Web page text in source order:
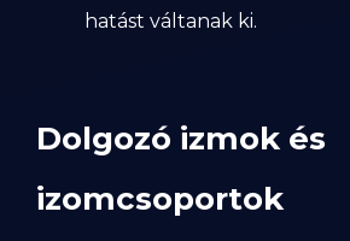
hatást váltanak ki.
Dolgozó izmok és
izomcsoportok